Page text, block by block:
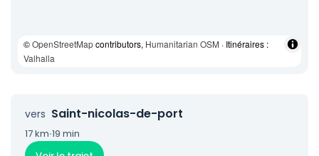
©OpenStreetMapcontributors, Humanitarian OSM · Itinéraires :
Valhalla
vers Saint-nicolas-de-port
17 km·19 min